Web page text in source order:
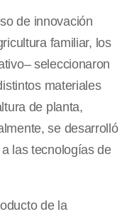
de innovación
familiar, los
seleccionaron
materiales
de planta,
se desarrolló
las tecnologías de
de la